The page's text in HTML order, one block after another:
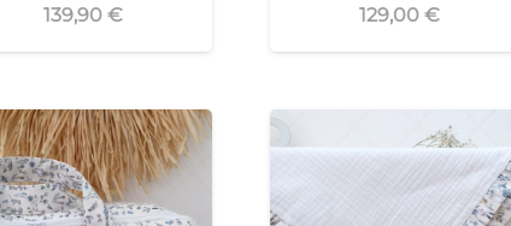
139,90 € 129,00 €